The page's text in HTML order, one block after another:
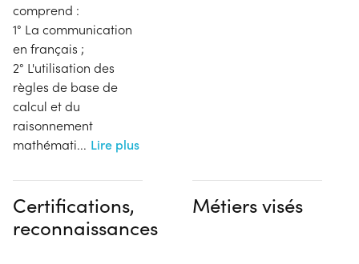
comprend :
1° La communication
en français ;
2° L'utilisation des
règles de base de
calcul et du
raisonnement
mathémati... Lire plus
Certifications,
reconnaissances
Métiers visés